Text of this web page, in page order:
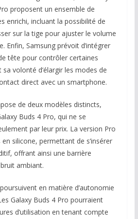
proposent un ensemble de
enrichi, incluant la possibilité de
sur la tige pour ajuster le volume
Enfin, Samsung prévoit d’intégrer
tête pour contrôler certaines
volonté d’élargir les modes de
direct avec un smartphone.
de deux modèles distincts,
Buds 4 Pro, qui ne se
par leur prix. La version Pro
en silicone, permettant de s’insérer
offrant ainsi une barrière
ambiant.
en matière d’autonomie
Galaxy Buds 4 Pro pourraient
d’utilisation en tenant compte